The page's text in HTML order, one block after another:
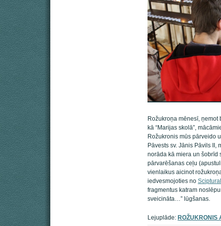
Rožukroņa mēnesī,
kā “Marijas skolā”,
Rožukronis mūs pārveido
Pāvests sv. Jānis Pāvils II,
norāda kā miera un šobrīd
pārvarēšanas ceļu
vienlaikus aicinot
iedvesmojoties no
fragmentus katram
sveicināta…” lūgšanas.
Lejuplāde: ROŽUKRONIS